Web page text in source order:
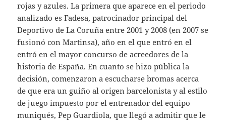
rojas y azules. La primera que aparece en el periodo
analizado es Fadesa, patrocinador principal del
Deportivo de La Coruña entre 2001 y 2008 (en 2007 se
fusionó con Martinsa), año en el que entró en el
entró en el mayor concurso de acreedores de la
historia de España. En cuanto se hizo pública la
decisión, comenzaron a escucharse bromas acerca
de que era un guiño al origen barcelonista y al estilo
de juego impuesto por el entrenador del equipo
muniqués, Pep Guardiola, que llegó a admitir que le